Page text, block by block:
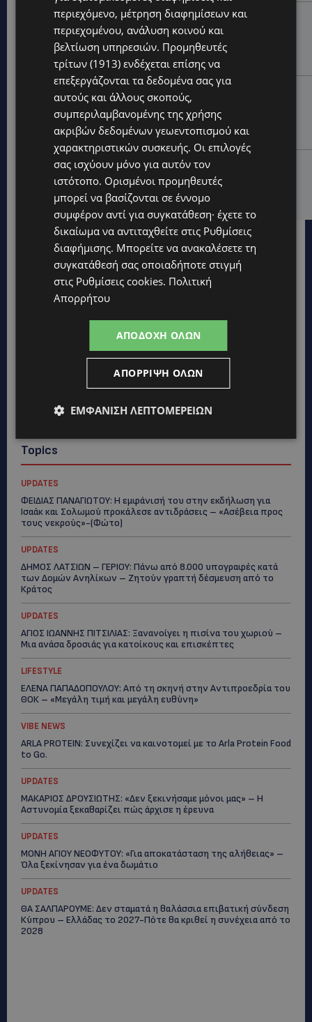
UPDATES
ΑΓΙΟΣ ΙΩΑΝΝΗΣ ΠΙΤΣΙΛΙΑΣ: Ξανανοίγει η πισίνα του
χωριού – Μια ανάσα δροσιάς για κατοίκους και
επισκέπτες
LIFESTYLE
ΕΛΕΝΑ ΠΑΠΑΔΟΠΟΥΛΟΥ: Από τη σκηνή στην
Αντιπροεδρία του ΘΟΚ – «Μεγάλη τιμή και μεγάλη
ευθύνη»
VIBE NEWS
ARLA PROTEIN: Συνεχίζει να καινοτομεί με το Arla
Protein Food to Go.
Topics
UPDATES
ΦΕΙΔΙΑΣ ΠΑΝΑΓΙΩΤΟΥ: Η εμφάνισή του στην εκδήλωση για
Ισαάκ και Σολωμού προκάλεσε αντιδράσεις – «Ασέβεια προς
τους νεκρούς»-(Φώτο)
UPDATES
ΔΗΜΟΣ ΛΑΤΣΙΩΝ – ΓΕΡΙΟΥ: Πάνω από 8.000 υπογραφές κατά
των Δομών Ανηλίκων – Ζητούν γραπτή δέσμευση από το
Κράτος
UPDATES
ΑΓΙΟΣ ΙΩΑΝΝΗΣ ΠΙΤΣΙΛΙΑΣ: Ξανανοίγει η πισίνα του χωριού –
Μια ανάσα δροσιάς για κατοίκους και επισκέπτες
LIFESTYLE
ΕΛΕΝΑ ΠΑΠΑΔΟΠΟΥΛΟΥ: Από τη σκηνή στην Αντιπροεδρία του
ΘΟΚ – «Μεγάλη τιμή και μεγάλη ευθύνη»
VIBE NEWS
ARLA PROTEIN: Συνεχίζει να καινοτομεί με το Arla Protein Food
to Go.
UPDATES
ΜΑΚΑΡΙΟΣ ΔΡΟΥΣΙΩΤΗΣ: «Δεν ξεκινήσαμε μόνοι μας» – Η
Αστυνομία ξεκαθαρίζει πώς άρχισε η έρευνα
UPDATES
ΜΟΝΗ ΑΓΙΟΥ ΝΕΟΦΥΤΟΥ: «Για αποκατάσταση της αλήθειας» –
Όλα ξεκίνησαν για ένα δωμάτιο
UPDATES
ΘΑ ΣΑΛΠΑΡΟΥΜΕ: Δεν σταματά η θαλάσσια επιβατική σύνδεση
Κύπρου – Ελλάδας το 2027-Πότε θα κριθεί η συνέχεια από το
2028
περιεχόμενο, μέτρηση διαφημίσεων και
περιεχομένου, ανάλυση κοινού και
βελτίωση υπηρεσιών. Προμηθευτές
τρίτων (1913) ενδέχεται επίσης να
επεξεργάζονται τα δεδομένα σας για
αυτούς και άλλους σκοπούς,
συμπεριλαμβανομένης της χρήσης
ακριβών δεδομένων γεωεντοπισμού και
χαρακτηριστικών συσκευής. Οι επιλογές
σας ισχύουν μόνο για αυτόν τον
ιστότοπο. Ορισμένοι προμηθευτές
μπορεί να βασίζονται σε έννομο
συμφέρον αντί για συγκατάθεση· έχετε το
δικαίωμα να αντιταχθείτε στις Ρυθμίσεις
διαφήμισης. Μπορείτε να ανακαλέσετε τη
συγκατάθεσή σας οποιαδήποτε στιγμή
στις Ρυθμίσεις cookies. Πολιτική
Απορρήτου
ΑΠΟΔΟΧΉ ΌΛΩΝ
ΑΠΌΡΡΙΨΗ ΌΛΩΝ
ΕΜΦΆΝΙΣΗ ΛΕΠΤΟΜΕΡΕΙΏΝ